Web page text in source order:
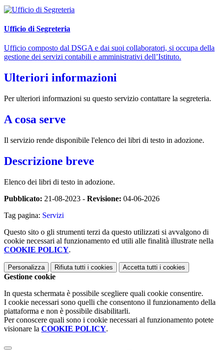
Ufficio di Segreteria
Ufficio composto dal DSGA e dai suoi collaboratori, si occupa della
gestione dei servizi contabili e amministrativi dell’Istituto.
Ulteriori informazioni
Per ulteriori informazioni su questo servizio contattare la segreteria.
A cosa serve
Il servizio rende disponibile l'elenco dei libri di testo in adozione.
Descrizione breve
Elenco dei libri di testo in adozione.
Pubblicato: 21-08-2023 - Revisione: 04-06-2026
Tag pagina: Servizi
Questo sito o gli strumenti terzi da questo utilizzati si avvalgono di
cookie necessari al funzionamento ed utili alle finalità illustrate nella
COOKIE POLICY.
Personalizza Rifiuta tutti i cookies Accetta tutti i cookies
Gestione cookie
In questa schermata è possibile scegliere quali cookie consentire.
I cookie necessari sono quelli che consentono il funzionamento della
piattaforma e non è possibile disabilitarli.
Per conoscere quali sono i cookie necessari al funzionamento potete
visionare la COOKIE POLICY.